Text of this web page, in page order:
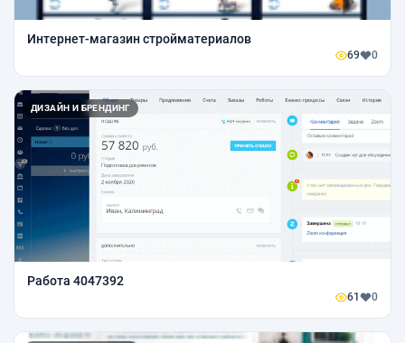
Интернет-магазин стройматериалов
69 0
ДИЗАЙН И БРЕНДИНГ
Работа 4047392
61 0